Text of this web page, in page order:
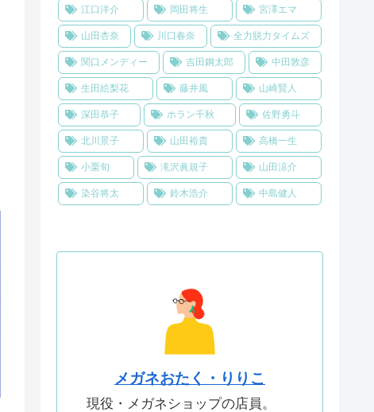
江口洋介 岡田将生 宮澤エマ
山田杏奈 川口春奈 全力脱力タイムズ
関口メンディー 吉田鋼太郎 中田敦彦
生田絵梨花 藤井風 山崎賢人
深田恭子 ホラン千秋 佐野勇斗
北川景子 山田裕貴 高橋一生
小栗旬 滝沢眞規子 山田涼介
染谷将太 鈴木浩介 中島健人
メガネおたく・りりこ
現役・メガネショップの店員。